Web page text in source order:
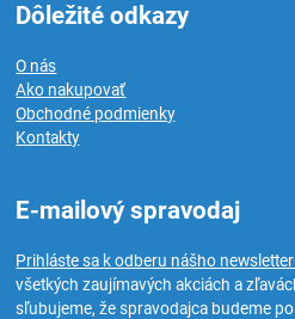
Dôležité odkazy
O nás
Ako nakupovať
Obchodné podmienky
Kontakty
E-mailový spravodaj
Prihláste sa k odberu nášho
všetkých zaujímavých akciách a
sľubujeme, že spravodajca budeme